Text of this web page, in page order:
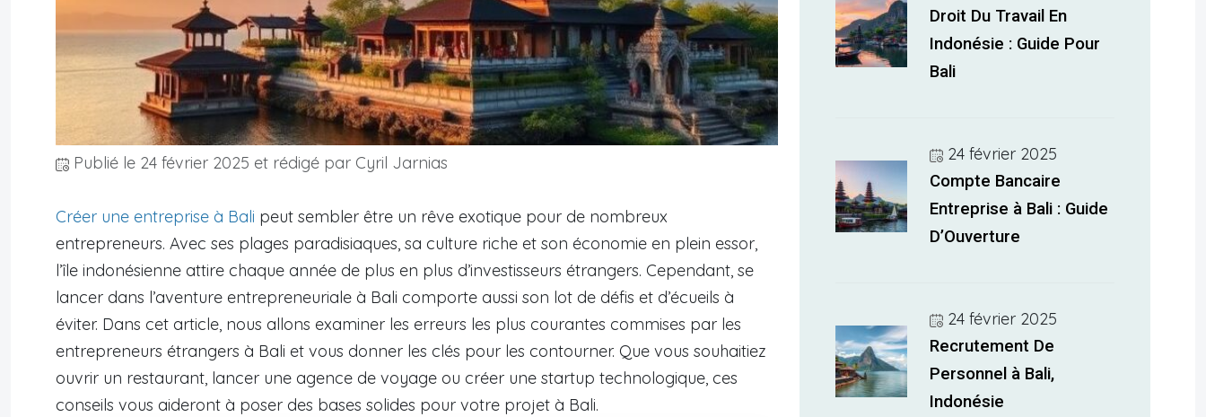
Publié le 24 février 2025 et rédigé par Cyril Jarnias
Créer une entreprise à Bali peut sembler être un rêve exotique pour de nombreux
entrepreneurs. Avec ses plages paradisiaques, sa culture riche et son économie en plein essor,
l’île indonésienne attire chaque année de plus en plus d’investisseurs étrangers. Cependant, se
lancer dans l’aventure entrepreneuriale à Bali comporte aussi son lot de défis et d’écueils à
éviter. Dans cet article, nous allons examiner les erreurs les plus courantes commises par les
entrepreneurs étrangers à Bali et vous donner les clés pour les contourner. Que vous souhaitiez
ouvrir un restaurant, lancer une agence de voyage ou créer une startup technologique, ces
conseils vous aideront à poser des bases solides pour votre projet à Bali.
Droit Du Travail En
Indonésie : Guide Pour
Bali
24 février 2025
Compte Bancaire
Entreprise à Bali : Guide
D’Ouverture
24 février 2025
Recrutement De
Personnel à Bali,
Indonésie